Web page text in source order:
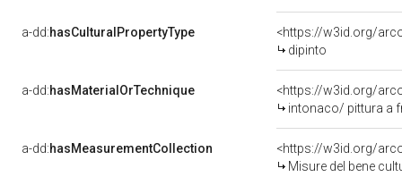
a-dd:hasCulturalPropertyType
<https://w3id.org/
dipinto
a-dd:hasMaterialOrTechnique
<https://w3id.org/
intonaco/ pittura a
a-dd:hasMeasurementCollection
<https://w3id.org/
Misure del bene